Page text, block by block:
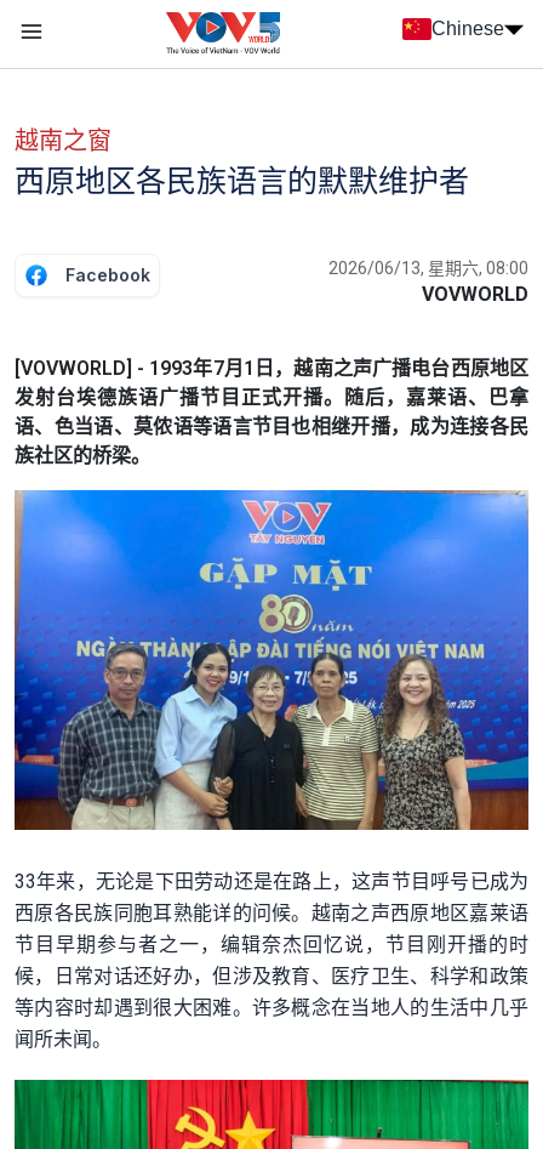
Chinese
越南之窗
西原地区各民族语言的默默维护者
Facebook 2026/06/13, 星期六, 08:00
VOVWORLD
[VOVWORLD] - 1993年7月1日，越南之声广播电台西原地区
发射台埃德族语广播节目正式开播。随后，嘉莱语、巴拿
语、色当语、莫侬语等语言节目也相继开播，成为连接各民
族社区的桥梁。
33年来，无论是下田劳动还是在路上，这声节目呼号已成为
西原各民族同胞耳熟能详的问候。越南之声西原地区嘉莱语
节目早期参与者之一，编辑奈杰回忆说，节目刚开播的时
候，日常对话还好办，但涉及教育、医疗卫生、科学和政策
等内容时却遇到很大困难。许多概念在当地人的生活中几乎
闻所未闻。